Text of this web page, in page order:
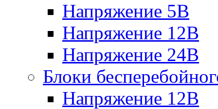
Напряжение 5В
Напряжение 12В
Напряжение 24В
Блоки
Напряжение 12В